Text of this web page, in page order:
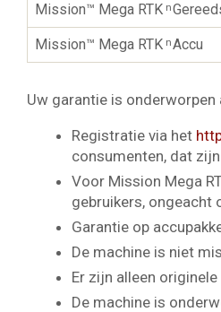
Mission™ Mega RTK n
Mission™ Mega RTK nAccu
Uw garantie is
Registratie via het
consumenten, dat
Voor Mission Mega
gebruikers, ongeacht
Garantie op
De machine is niet
Er zijn alleen
De machine is